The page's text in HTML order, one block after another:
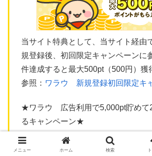
当サイト特典として、当サイト経由
規登録後、初回限定キャンペーンに
件達成すると最大500pt（500円）獲
参照： ワラウ 新規登録初回限定キ
★ワラウ 広告利用で5,000pt貯めて
るキャンペーン★
メニュー ホーム 検索